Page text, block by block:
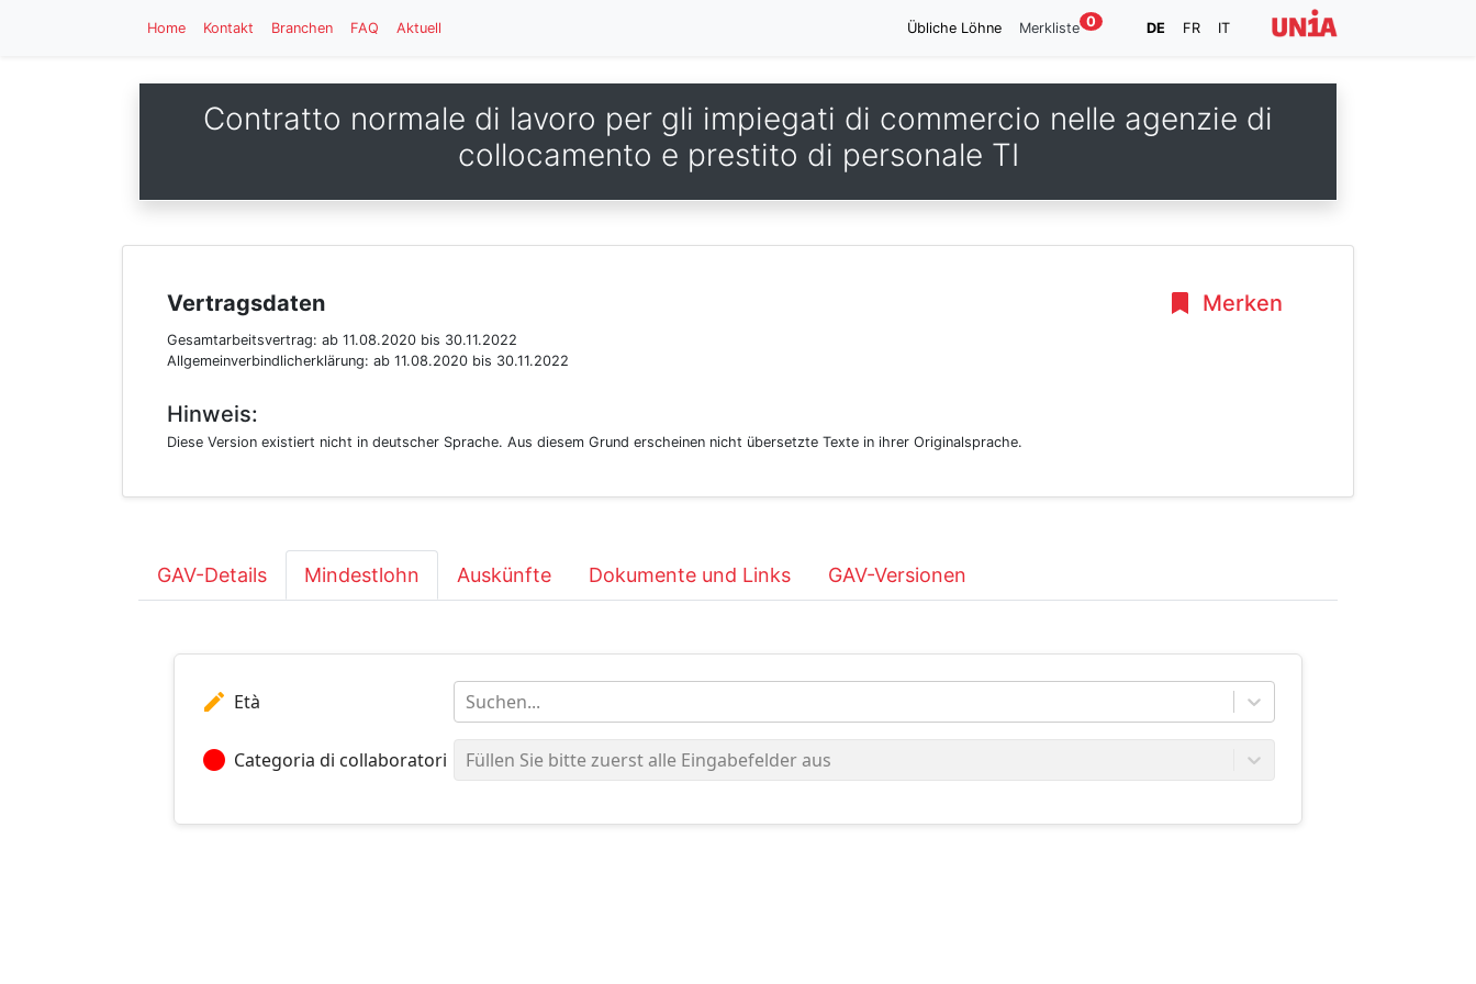
Home Kontakt Branchen FAQ Aktuell Übliche Löhne Merkliste 0 DE FR IT
Contratto normale di lavoro per gli impiegati di commercio nelle agenzie di
collocamento e prestito di personale TI
Merken
Vertragsdaten
Gesamtarbeitsvertrag: ab 11.08.2020 bis 30.11.2022
Allgemeinverbindlicherklärung: ab 11.08.2020 bis 30.11.2022
Hinweis:
Diese Version existiert nicht in deutscher Sprache. Aus diesem Grund erscheinen nicht übersetzte Texte in ihrer Originalsprache.
GAV-Details Mindestlohn Auskünfte Dokumente und Links GAV-Versionen
edit Età Suchen...
circle Categoria di collaboratori Füllen Sie bitte zuerst alle Eingabefelder aus